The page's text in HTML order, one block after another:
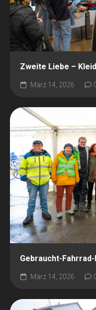
Zweite Liebe –
März 14, 2026
Gebraucht-
März 14, 2026